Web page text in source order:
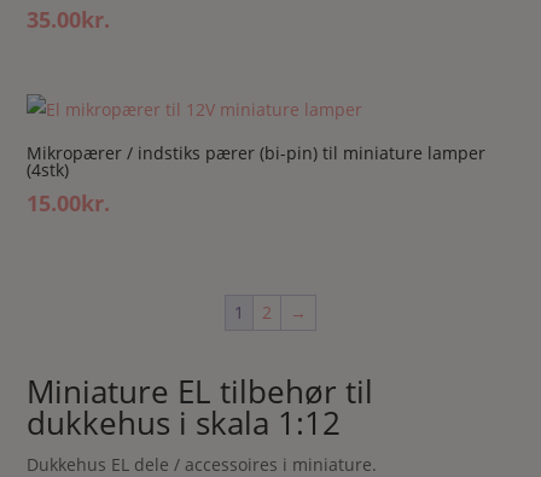
35.00kr.
Mikropærer / indstiks pærer (bi-pin) til miniature lamper
(4stk)
15.00kr.
1 2 →
Miniature EL tilbehør til
dukkehus i skala 1:12
Dukkehus EL dele / accessoires i miniature.